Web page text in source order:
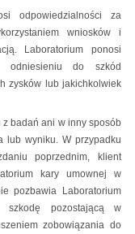
odpowiedzialności za
wniosków i
Laboratorium ponosi
odniesieniu do szkód
zysków lub jakichkolwiek
badań ani w inny sposób
lub wyniku. W przypadku
poprzednim, klient
kary umownej w
pozbawia Laboratorium
szkodę pozostającą w
zobowiązania do